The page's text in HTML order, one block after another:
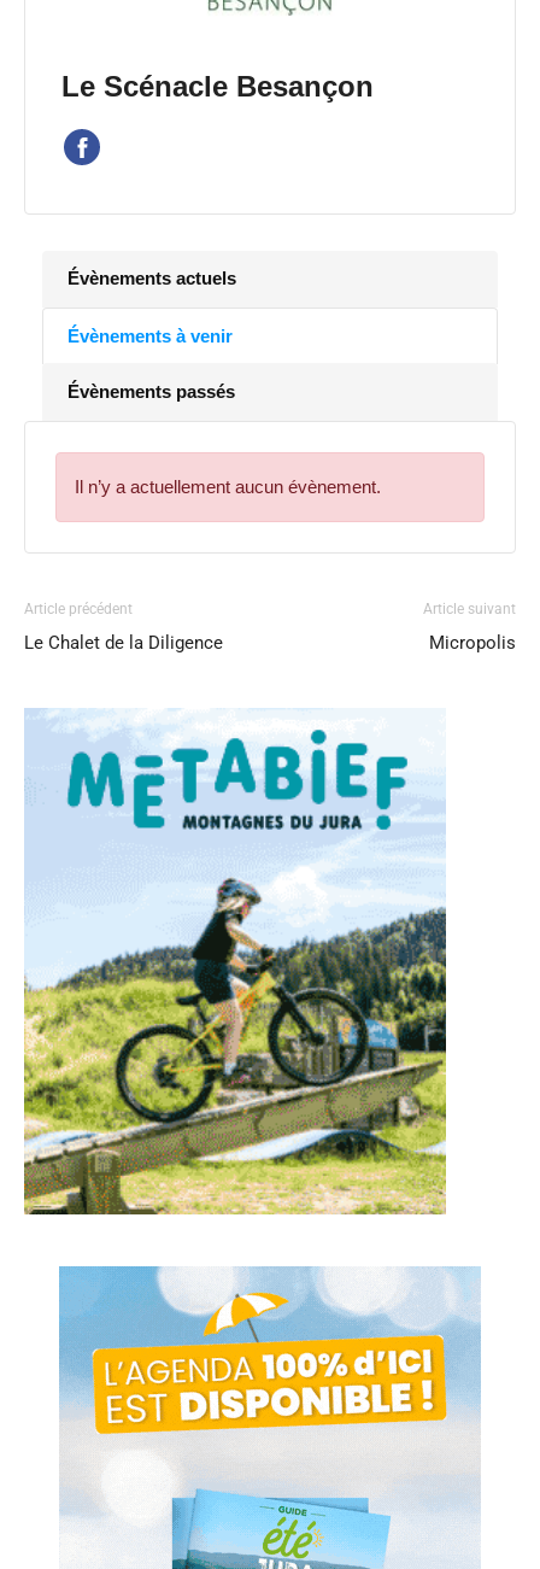
Le Scénacle Besançon
Évènements actuels
Évènements à venir
Évènements passés
Il n’y a actuellement aucun évènement.
Article précédent
Le Chalet de la Diligence
Article suivant
Micropolis